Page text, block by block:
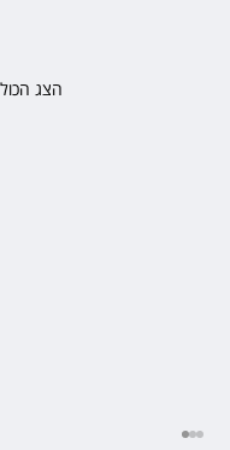
הצג הכול